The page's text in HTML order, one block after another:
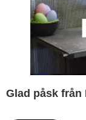
Glad påsk från